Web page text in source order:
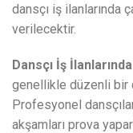
dansçı iş ilanlarında
verilecektir.
Dansçı İş
genellikle düzenli bir
Profesyonel
akşamları prova